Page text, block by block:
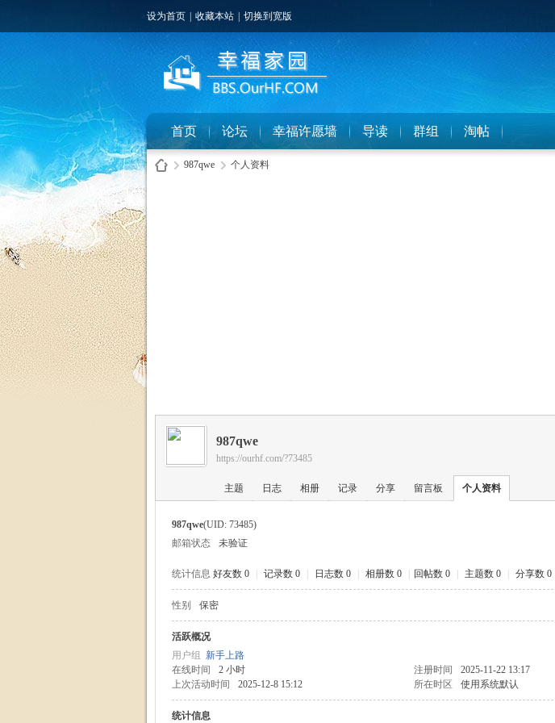
设为首页 收藏本站 切换到宽版
首页 论坛 幸福许愿墙 导读 群组 淘帖
987qwe 个人资料
987qwe
https://ourhf.com/?73485
主题 日志 相册 记录 分享 留言板 个人资料
987qwe(UID: 73485)
邮箱状态
未验证
统计信息 好友数 0 记录数 0 日志数 0 相册数 0 回帖数 0 主题数 0 分享数 0
性别 保密
活跃概况
用户组 新手上路
在线时间
2 小时 注册时间 2025-11-22 13:17
上次活动时间
2025-12-8 15:12 所在时区 使用系统默认
统计信息